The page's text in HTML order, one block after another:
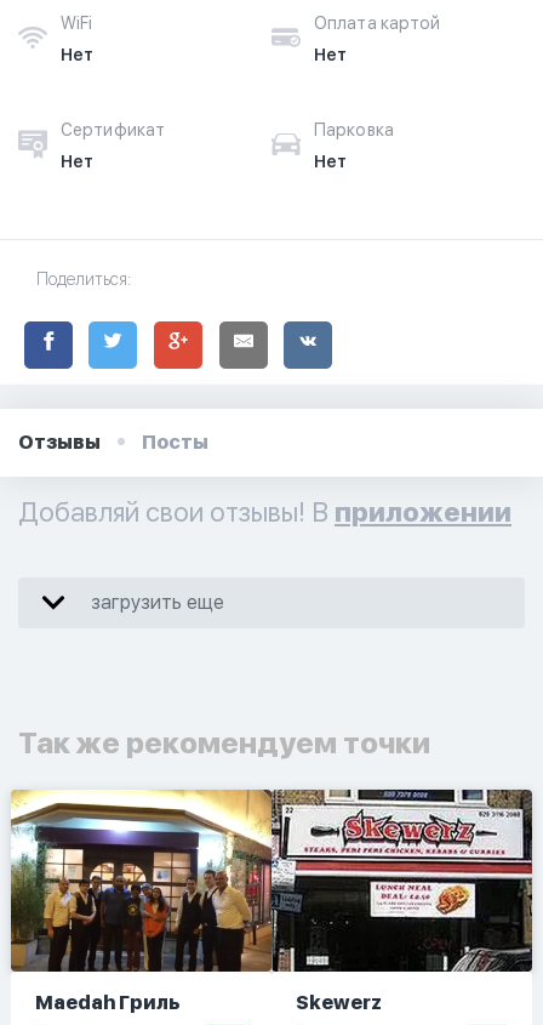
WiFi
Нет
Оплата картой
Нет
Сертификат
Нет
Парковка
Нет
Поделиться:
Отзывы Посты
Добавляй свои отзывы! В приложении
загрузить еще
Так же рекомендуем точки
Maedah Гриль Skewerz